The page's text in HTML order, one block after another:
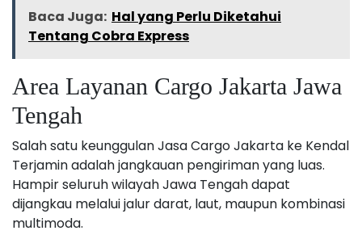
Baca Juga: Hal yang Perlu Diketahui
Tentang Cobra Express
Area Layanan Cargo Jakarta Jawa
Tengah
Salah satu keunggulan Jasa Cargo Jakarta ke Kendal
Terjamin adalah jangkauan pengiriman yang luas.
Hampir seluruh wilayah Jawa Tengah dapat
dijangkau melalui jalur darat, laut, maupun kombinasi
multimoda.